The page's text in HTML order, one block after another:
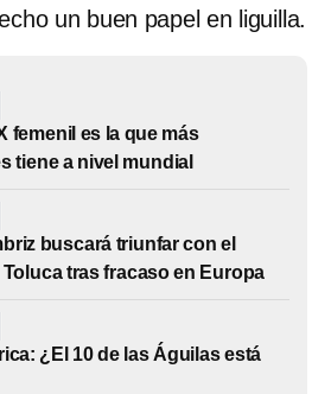
un buen papel en liguilla.
femenil es la que más
tiene a nivel mundial
buscará triunfar con el
tras fracaso en Europa
¿El 10 de las Águilas está